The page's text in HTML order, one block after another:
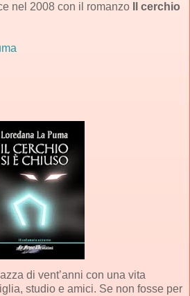
nel 2008 con il romanzo
Il cerchio
di vent’anni con una vita
studio e amici. Se non fosse per